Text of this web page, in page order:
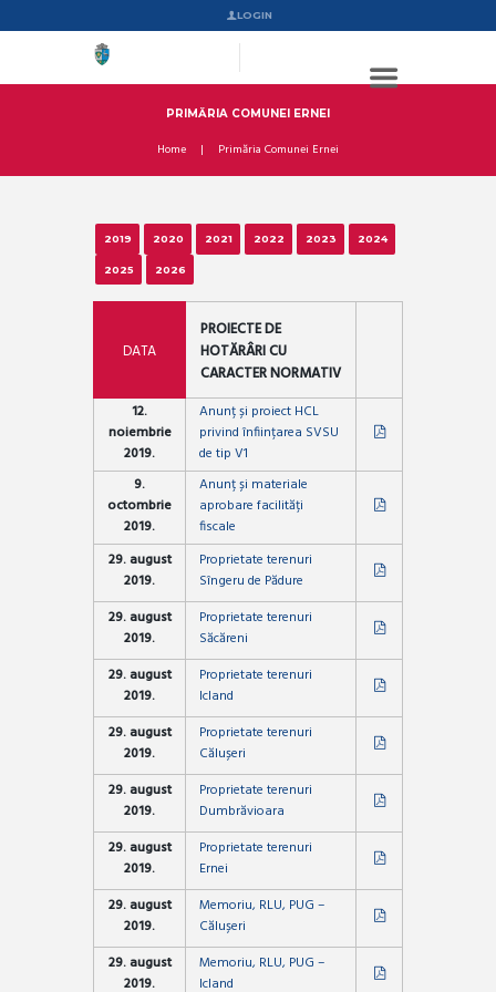
LOGIN
PRIMĂRIA COMUNEI ERNEI
Home Primăria Comunei Ernei
2019 2020 2021 2022 2023 2024
2025 2026
DATA
PROIECTE DE
HOTĂRÂRI CU
CARACTER NORMATIV
12.
noiembrie
2019.
Anunț și proiect HCL
privind înființarea SVSU
de tip V1
9.
octombrie
2019.
Anunț și materiale
aprobare facilități
fiscale
29. august
2019.
Proprietate terenuri
Sîngeru de Pădure
29. august
2019.
Proprietate terenuri
Săcăreni
29. august
2019.
Proprietate terenuri
Icland
29. august
2019.
Proprietate terenuri
Călușeri
29. august
2019.
Proprietate terenuri
Dumbrăvioara
29. august
2019.
Proprietate terenuri
Ernei
29. august
2019.
Memoriu, RLU, PUG –
Călușeri
29. august
2019.
Memoriu, RLU, PUG –
Icland